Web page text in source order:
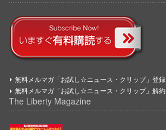
無料メルマガ「お試し☆ニュース・クリップ」登録
無料メルマガ「お試し☆ニュース・クリップ」解約
The Liberty Magazine